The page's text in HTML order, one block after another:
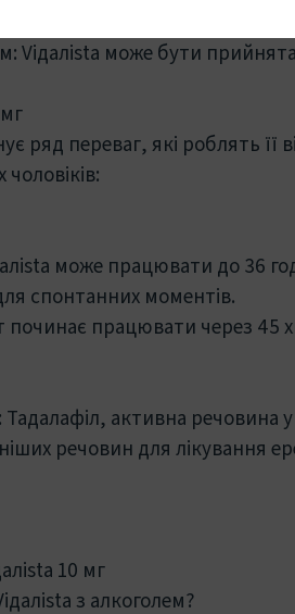
на ефективність та безпеку
Viдaлista може бути
ряд переваг, які роблять її
може працювати до 36
спонтанних моментів.
працювати через 45
активна речовина
речовин для лікування
10 мг
з алкоголем?